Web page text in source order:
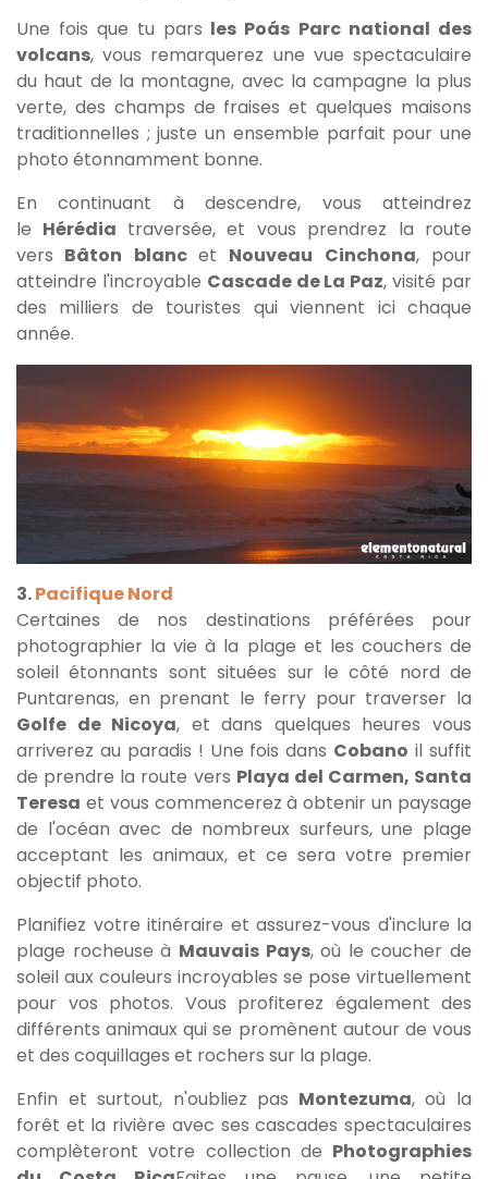
Une fois que tu pars les Poás Parc national des
volcans, vous remarquerez une vue spectaculaire
du haut de la montagne, avec la campagne la plus
verte, des champs de fraises et quelques maisons
traditionnelles ; juste un ensemble parfait pour une
photo étonnamment bonne.
En continuant à descendre, vous atteindrez
le Hérédia traversée, et vous prendrez la route
vers Bâton blanc et Nouveau Cinchona, pour
atteindre l'incroyable Cascade de La Paz, visité par
des milliers de touristes qui viennent ici chaque
année.
3.Pacifique Nord
Certaines de nos destinations préférées pour
photographier la vie à la plage et les couchers de
soleil étonnants sont situées sur le côté nord de
Puntarenas, en prenant le ferry pour traverser la
Golfe de Nicoya, et dans quelques heures vous
arriverez au paradis ! Une fois dans Cobano il suffit
de prendre la route vers Playa del Carmen, Santa
Teresa et vous commencerez à obtenir un paysage
de l'océan avec de nombreux surfeurs, une plage
acceptant les animaux, et ce sera votre premier
objectif photo.
Planifiez votre itinéraire et assurez-vous d'inclure la
plage rocheuse à Mauvais Pays, où le coucher de
soleil aux couleurs incroyables se pose virtuellement
pour vos photos. Vous profiterez également des
différents animaux qui se promènent autour de vous
et des coquillages et rochers sur la plage.
Enfin et surtout, n'oubliez pas Montezuma, où la
forêt et la rivière avec ses cascades spectaculaires
complèteront votre collection de Photographies